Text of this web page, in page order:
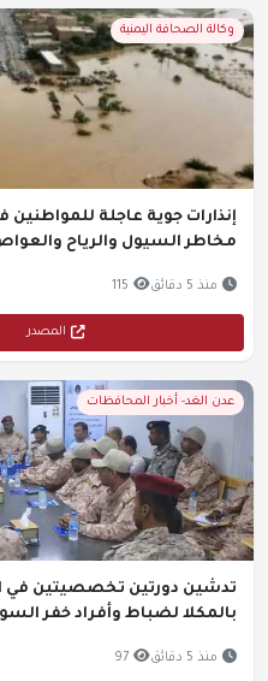
وكالة الصحافة اليمنية
إنذارات جوية عاجلة
مخاطر السيول والرياح
منذ 5 دقائق 115
المصدر
عدن الغد- أخبار المحافظات
تدشين دورتين تخصصيتين في
بالمكلا لضباط وأفراد خفر
منذ 5 دقائق 97